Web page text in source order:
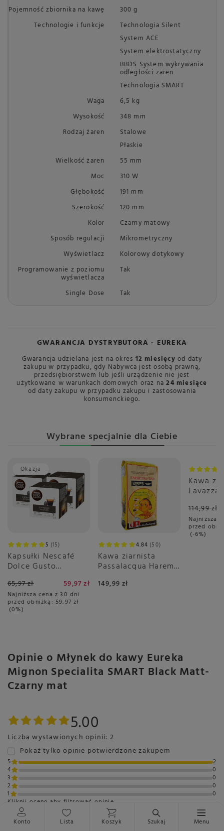
Pojemność zbiornika na kawę
300 g
Technologie i funkcje
Technologia Silent
System ACE
System elektrostatyczny
BBDS System wykrywania
odległości żaren
Technologia SMART
Waga
6,5 kg
Wysokość
348 mm
Rodzaj żaren
Stalowe
Płaskie
Wielkość żaren
55 mm
Moc
310 W
Głębokość
191 mm
Szerokość
120 mm
Kolor
Czarny matowy
Sposób regulacji
Mikrometryczny
Wyświetlacz
Kolorowy dotykowy
Programowanie z poziomu
wyświetlacza
Tak
Single Dose Tak
GWARANCJA DYSTRYBUTORA - EUREKA
Gwarancja udzielana jest na okres 12 miesięcy od daty
zakupu w przypadku, gdy Nabywca jest osobą prawną,
przedsiębiorstwem lub jeśli urządzenie nie jest
użytkowane w warunkach domowych oraz na24 miesiące
od daty zakupu w przypadku zakupu i zastosowania
konsumenckiego.
Wybrane specjalnie dla Ciebie
Okazja
5 15
Kapsułki Nescafé
Dolce Gusto
3x16 sztuk
65,97 zł 59,97 zł
Najniższa cena z 30 dni
przed obniżką: 59,97 zł
0%
4.84 50
Kawa ziarnista
Passalacqua Harem
149,99 zł
Kawa
Lavazza
114,99 zł
Najniższa
przed
-6%
Opinie o Młynek do kawy Eureka
Mignon Specialita SMART Black Matt-
Czarny mat
5.00
Liczba wystawionych opinii: 2
Pokaż tylko opinie potwierdzone zakupem
5
2
4
0
3
0
2
0
1
0
Kliknij ocenę aby filtrować opinie
Opinia potwierdzona zakupem
Konto Lista Koszyk Szukaj Menu